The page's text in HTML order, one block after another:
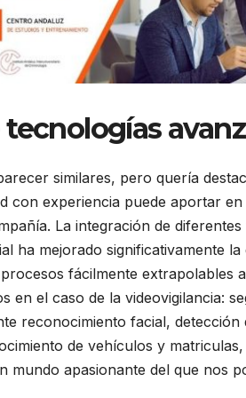
similares, pero quería
con experiencia puede aportar
La integración de
ha mejorado significativamente
fácilmente extrapolables
en el caso de la videovigilancia:
reconocimiento facial,
de vehículos y
mundo apasionante del que nos